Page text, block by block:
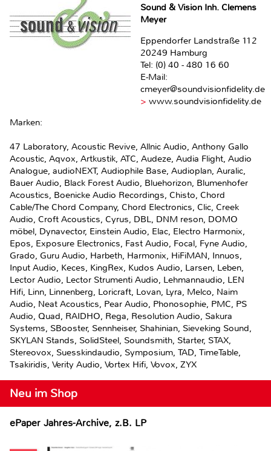
Sound & Vision Inh. Clemens
Meyer
Eppendorfer Landstraße 112
20249 Hamburg
Tel: (0) 40 - 480 16 60
E-Mail:
cmeyer@soundvisionfidelity.de
> www.soundvisionfidelity.de
Marken:
47 Laboratory, Acoustic Revive, Allnic Audio, Anthony Gallo
Acoustic, Aqvox, Artkustik, ATC, Audeze, Audia Flight, Audio
Analogue, audioNEXT, Audiophile Base, Audioplan, Auralic,
Bauer Audio, Black Forest Audio, Bluehorizon, Blumenhofer
Acoustics, Boenicke Audio Recordings, Chisto, Chord
Cable/The Chord Company, Chord Electronics, Clic, Creek
Audio, Croft Acoustics, Cyrus, DBL, DNM reson, DOMO
möbel, Dynavector, Einstein Audio, Elac, Electro Harmonix,
Epos, Exposure Electronics, Fast Audio, Focal, Fyne Audio,
Grado, Guru Audio, Harbeth, Harmonix, HiFiMAN, Innuos,
Input Audio, Keces, KingRex, Kudos Audio, Larsen, Leben,
Lector Audio, Lector Strumenti Audio, Lehmannaudio, LEN
Hifi, Linn, Linnenberg, Loricraft, Lovan, Lyra, Melco, Naim
Audio, Neat Acoustics, Pear Audio, Phonosophie, PMC, PS
Audio, Quad, RAIDHO, Rega, Resolution Audio, Sakura
Systems, SBoos­ter, Sennheiser, Shahinian, Sieveking Sound,
SKYLAN Stands, SolidSteel, Soundsmith, Starter, STAX,
Stereovox, Suesskindaudio, Symposium, TAD, TimeTable,
Tsakiridis, Verity Audio, Vortex Hifi, Vovox, ZYX
Neu im Shop
ePaper Jahres-Archive, z.B. LP